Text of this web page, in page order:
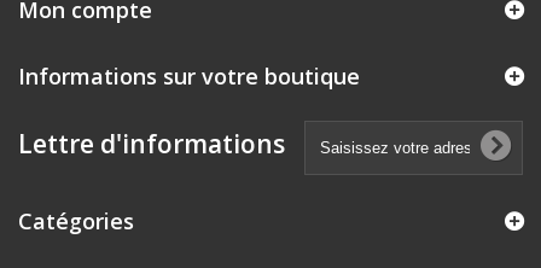
Mon compte
Informations sur votre boutique
Lettre d'informations
Catégories